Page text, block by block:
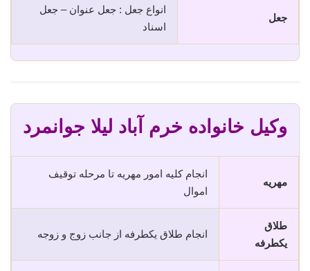
جعل
انواع جعل : جعل عنوان – جعل
اسناد
وکیل خانواده خرم آباد لیلا جوانمرد
مهریه
انجام کلیه امور مهریه تا مرحله توقیف
اموال
طلاق
یکطرفه
انجام طلاق یکطرفه از جانب زوج و زوجه